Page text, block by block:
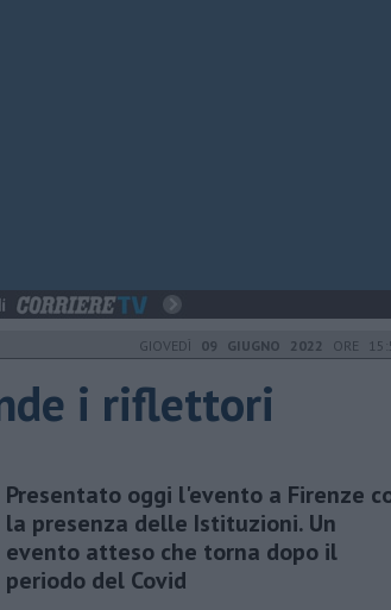
GIOVEDÌ 09 GIUGNO 2022 ORE
i riflettori
Presentato oggi l'evento a Firenze
la presenza delle Istituzioni. Un
evento atteso che torna dopo il
periodo del Covid